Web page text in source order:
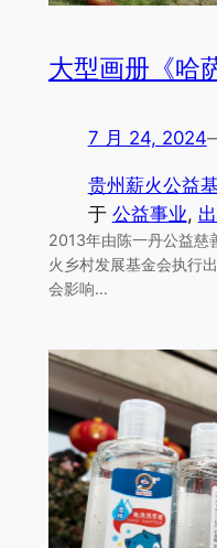
大型画册《哈
7 月 24, 2024
贵州薪火公益
于 公益事业,
2013年由陈一丹公益慈
火乡村发展基金会执行
会影响…